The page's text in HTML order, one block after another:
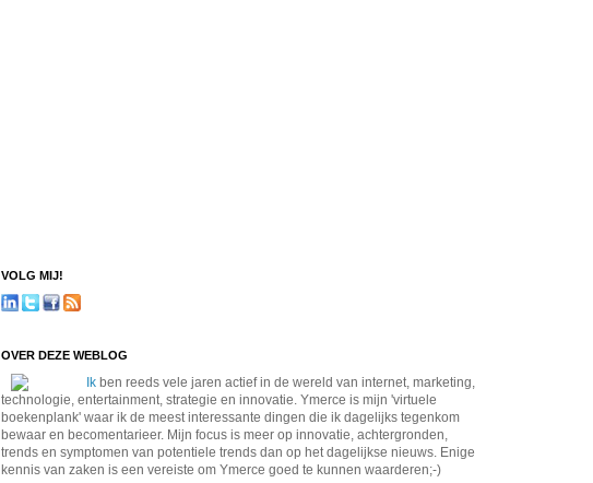
VOLG MIJ!
OVER DEZE WEBLOG
Ik ben reeds vele jaren actief in de wereld van internet, marketing,
technologie, entertainment, strategie en innovatie. Ymerce is mijn 'virtuele
boekenplank' waar ik de meest interessante dingen die ik dagelijks tegenkom
bewaar en becomentarieer. Mijn focus is meer op innovatie, achtergronden,
trends en symptomen van potentiele trends dan op het dagelijkse nieuws. Enige
kennis van zaken is een vereiste om Ymerce goed te kunnen waarderen;-)